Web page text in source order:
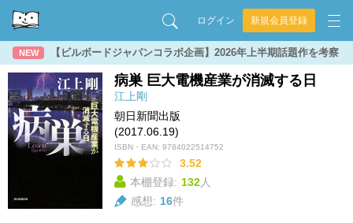
ログイン 新規会員登録
NEW 【ビルボードジャパンコラボ企画】2026年上半期話題作を考察
病巣 巨大電機産業が消滅する日
江上剛
朝日新聞出版
(2017.06.19)
ISBN・EAN: 9784022514752
3.52
本棚登録: 132人
感想: 16件